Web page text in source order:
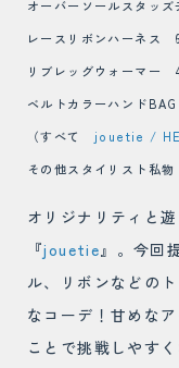
オーバーソールスタッ
レースリボンハーネス
リブレッグウォーマー
ベルトカラーハンド
（すべて jouetie /
その他スタイリスト私物
オリジナリティと
『jouetie』。今回
ル、リボンなどの
なコーデ！甘めな
ことで挑戦しやす